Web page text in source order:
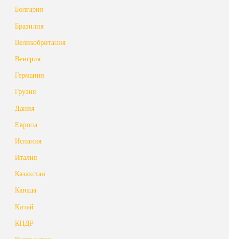
Болгария
Бразилия
Великобритания
Венгрия
Германия
Грузия
Дания
Европа
Испания
Италия
Казахстан
Канада
Китай
КНДР